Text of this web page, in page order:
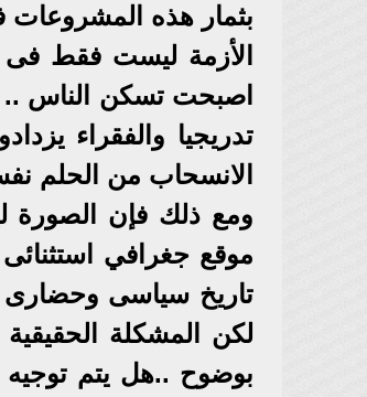
بثمار هذه المشروعات
الأزمة ليست فقط فى
اصبحت تسكن الناس ..
تدريجيا والفقراء
الانسحاب من الحلم
ومع ذلك فإن الصورة
موقع جغرافي
تاريخ سياسى وحضارى
لكن المشكلة
بوضوح ..هل يتم توجيه